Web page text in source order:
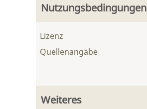
Nutzungsbedingungen
Lizenz
Quellenangabe
Weiteres